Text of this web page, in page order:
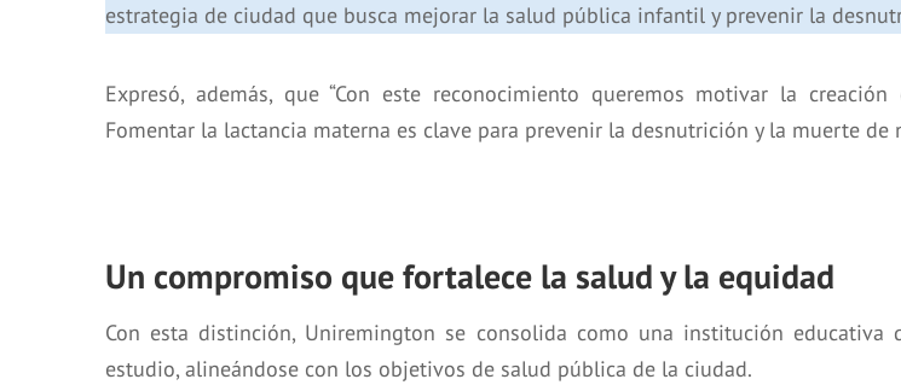
estrategia de ciudad que busca mejorar la salud pública infantil y prevenir la
Expresó, además, que “Con este reconocimiento queremos motivar la creación
Fomentar la lactancia materna es clave para prevenir la desnutrición y la muerte de
Un compromiso que fortalece la salud y la equidad
Con esta distinción, Uniremington se consolida como una institución
estudio, alineándose con los objetivos de salud pública de la ciudad.